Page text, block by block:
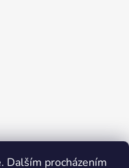
Dalším procházením